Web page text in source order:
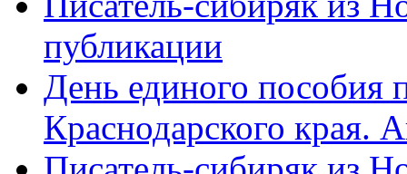
публикации
День единого пособия
Краснодарского края.